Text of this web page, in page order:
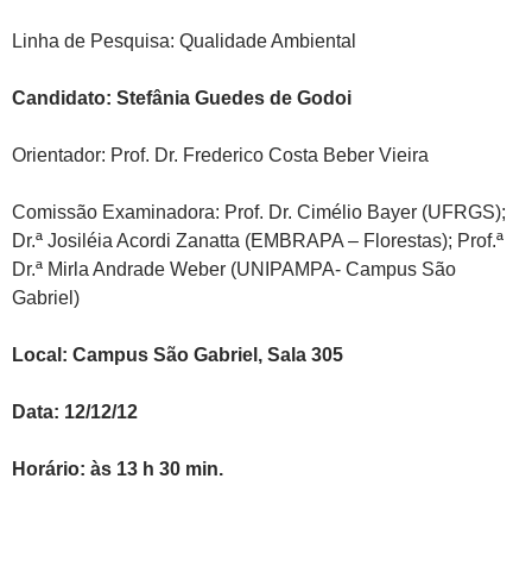
Linha de Pesquisa: Qualidade Ambiental
Candidato: Stefânia Guedes de Godoi
Orientador: Prof. Dr. Frederico Costa Beber Vieira
Comissão Examinadora: Prof. Dr. Cimélio Bayer (UFRGS);
Dr.ª Josiléia Acordi Zanatta (EMBRAPA – Florestas); Prof.ª
Dr.ª Mirla Andrade Weber (UNIPAMPA- Campus São
Gabriel)
Local: Campus São Gabriel, Sala 305
Data: 12/12/12
Horário: às 13 h 30 min.